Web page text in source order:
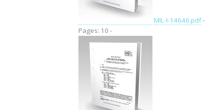
MIL-I-14646.pdf-
Pages: 10 -